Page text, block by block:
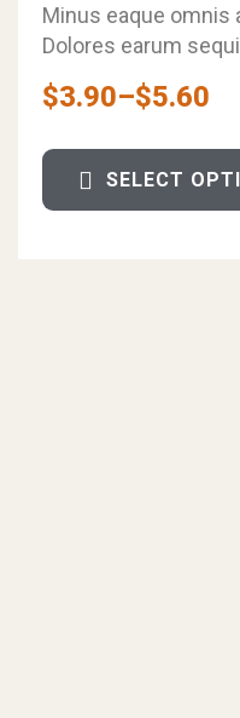
4.80out
of 5
Minus eaque omnis
Dolores earum
$3.90–$5.60
SELECT